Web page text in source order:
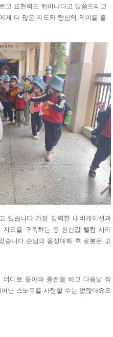
고 표현력도 뛰어나다고 말씀드리고
게 더 많은 지도와 탐험의 의미를 줄
있습니다.가장 강력한 내비게이션과
도를 구축하는 등 천산갑 웰컴 시리
습니다.손님의 음성대화 후 로봇은 고
미로 돌아와 충전을 하고 다음날 작
난 스노우를 사랑할 수는 없잖아요오